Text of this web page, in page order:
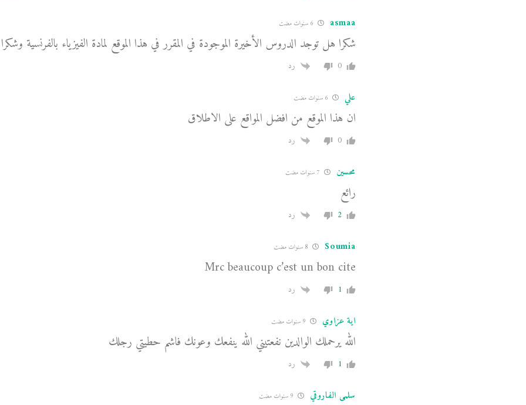
asmaa
شكرا هل توجد الدروس الأخيرة الموجودة في المقرر في هذا الموقع لمادة الفيزياء بالفرنسية
0 رد
علي
ان هذا الموقع من افضل المواقع على الاطلاق
0 رد
محسين
رائع
2 رد
Soumia
Mrc beaucoup c’est un bon cite
1 رد
اية عزاوي
الله يرحملك الوالدين نفعتيني الله ينفعك وعونك فاشم حطيتي رجلك
1 رد
سلمى الفاروقي